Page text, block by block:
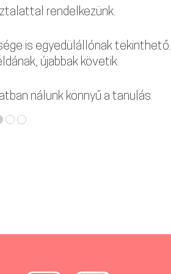
rendelkezünk.
is egyedülállónak tekinthető.
újabbak követik.
nálunk könnyű a tanulás.